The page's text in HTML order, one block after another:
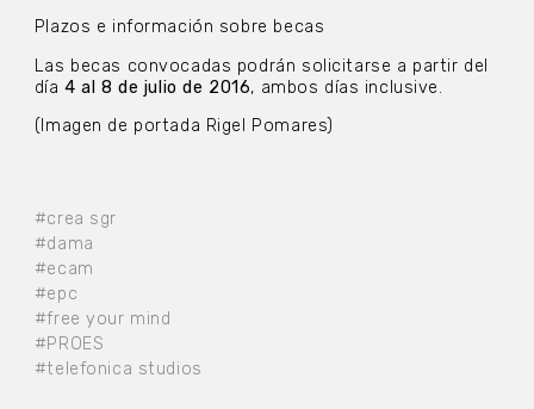
#crea sgr
#dama
#ecam
#epc
#free your mind
#PROES
#telefonica studios
Plazos e información sobre becas
Las becas convocadas podrán solicitarse a partir del
día 4 al 8 de julio de 2016, ambos días inclusive.
(Imagen de portada Rigel Pomares)